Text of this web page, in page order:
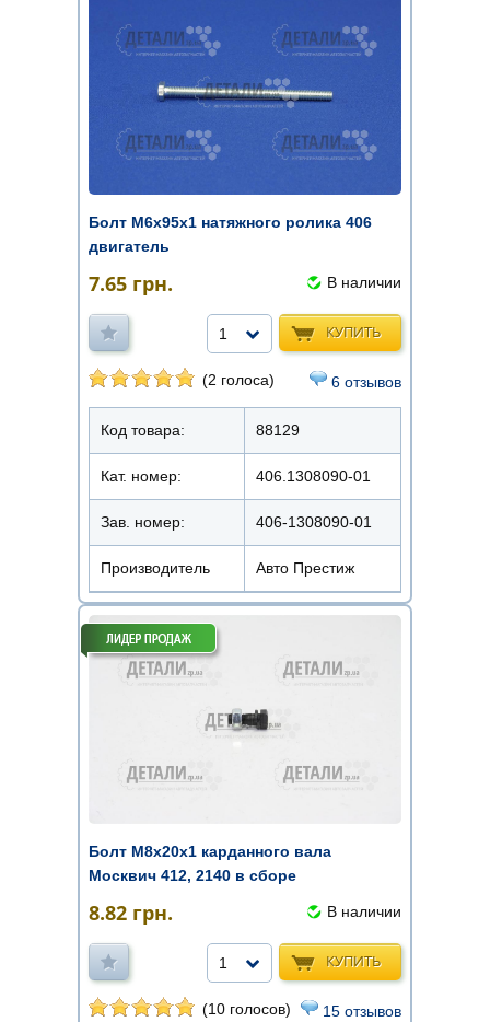
Болт М6х95х1 натяжного ролика 406
двигатель
7.65 грн. В наличии
КУПИТЬ
1
(2 голоса) 6 отзывов
Код товара: 88129
Кат. номер: 406.1308090-01
Зав. номер: 406-1308090-01
Производитель Авто Престиж
Болт М8х20х1 карданного вала
Москвич 412, 2140 в сборе
8.82 грн. В наличии
КУПИТЬ
1
(10 голосов) 15 отзывов